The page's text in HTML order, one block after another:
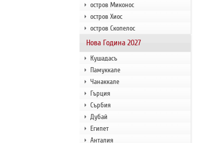
остров Миконос
остров Хиос
остров Скопелос
Нова Година 2027
Кушадасъ
Памуккале
Чанаккале
Гърция
Сърбия
Дубай
Египет
Анталия